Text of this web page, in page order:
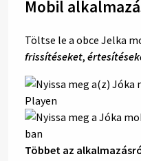
Mobil
Töltse le a obce Jelka
frissítéseket,
Többet az